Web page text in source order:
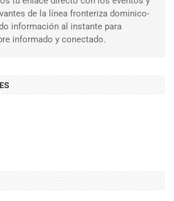
de la línea fronteriza dominico-
información al instante para
informado y conectado.